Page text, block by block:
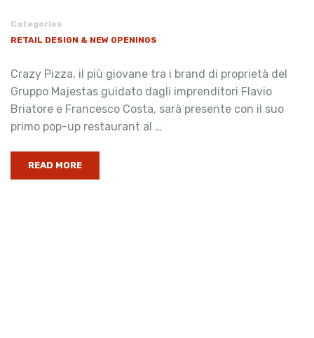
Categories
RETAIL DESIGN & NEW OPENINGS
Crazy Pizza, il più giovane tra i brand di proprietà del
Gruppo Majestas guidato dagli imprenditori Flavio
Briatore e Francesco Costa, sarà presente con il suo
primo pop-up restaurant al …
READ MORE